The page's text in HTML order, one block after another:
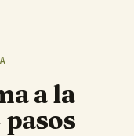
a la